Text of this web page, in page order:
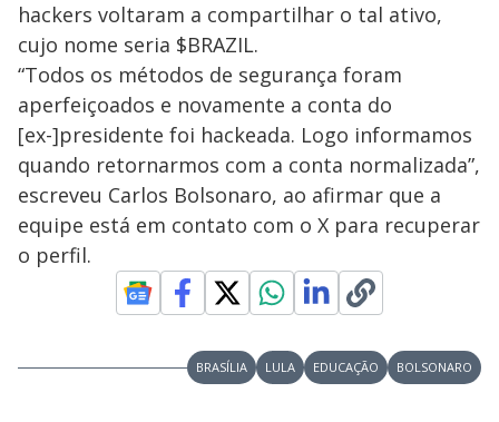
hackers voltaram a compartilhar o tal ativo,
cujo nome seria $BRAZIL.
“Todos os métodos de segurança foram
aperfeiçoados e novamente a conta do
[ex-]presidente foi hackeada. Logo informamos
quando retornarmos com a conta normalizada”,
escreveu Carlos Bolsonaro, ao afirmar que a
equipe está em contato com o X para recuperar
o perfil.
BRASÍLIA LULA EDUCAÇÃO BOLSONARO